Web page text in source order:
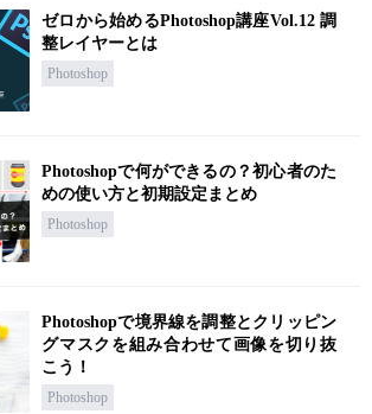
ゼロから始めるPhotoshop講座Vol.12 調
整レイヤーとは
Photoshop
Photoshopで何ができるの？初心者のた
めの使い方と初期設定まとめ
Photoshop
Photoshopで境界線を調整とクリッピン
グマスクを組み合わせて画像を切り抜
こう！
Photoshop